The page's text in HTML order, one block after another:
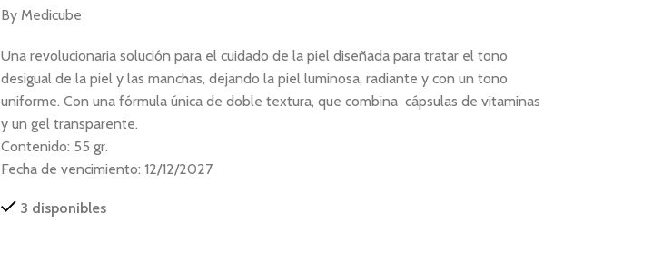
By Medicube
Una revolucionaria solución para el cuidado de la piel diseñada para tratar el tono
desigual de la piel y las manchas, dejando la piel luminosa, radiante y con un tono
uniforme. Con una fórmula única de doble textura, que combina cápsulas de vitaminas
y un gel transparente.
Contenido: 55 gr.
Fecha de vencimiento: 12/12/2027
3 disponibles